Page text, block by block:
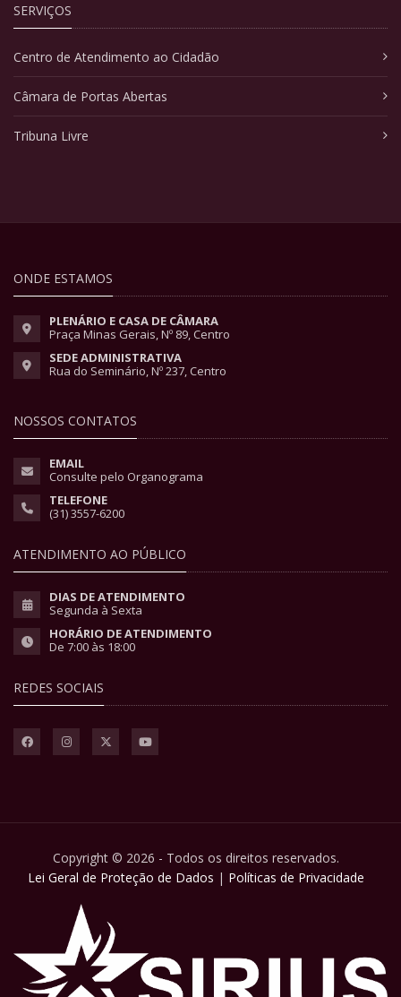
SERVIÇOS
Centro de Atendimento ao Cidadão
Câmara de Portas Abertas
Tribuna Livre
ONDE ESTAMOS
PLENÁRIO E CASA DE CÂMARA
Praça Minas Gerais, Nº 89, Centro
SEDE ADMINISTRATIVA
Rua do Seminário, Nº 237, Centro
NOSSOS CONTATOS
EMAIL
Consulte pelo Organograma
TELEFONE
(31) 3557-6200
ATENDIMENTO AO PÚBLICO
DIAS DE ATENDIMENTO
Segunda à Sexta
HORÁRIO DE ATENDIMENTO
De 7:00 às 18:00
REDES SOCIAIS
Copyright © 2026 - Todos os direitos reservados.
Lei Geral de Proteção de Dados | Políticas de Privacidade